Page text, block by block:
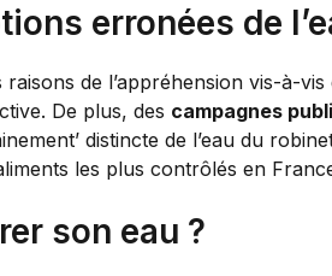
erronées de
raisons de l’appréhension vis-à-
De plus, des campagnes
distincte de l’eau du
les plus contrôlés en
son eau ?